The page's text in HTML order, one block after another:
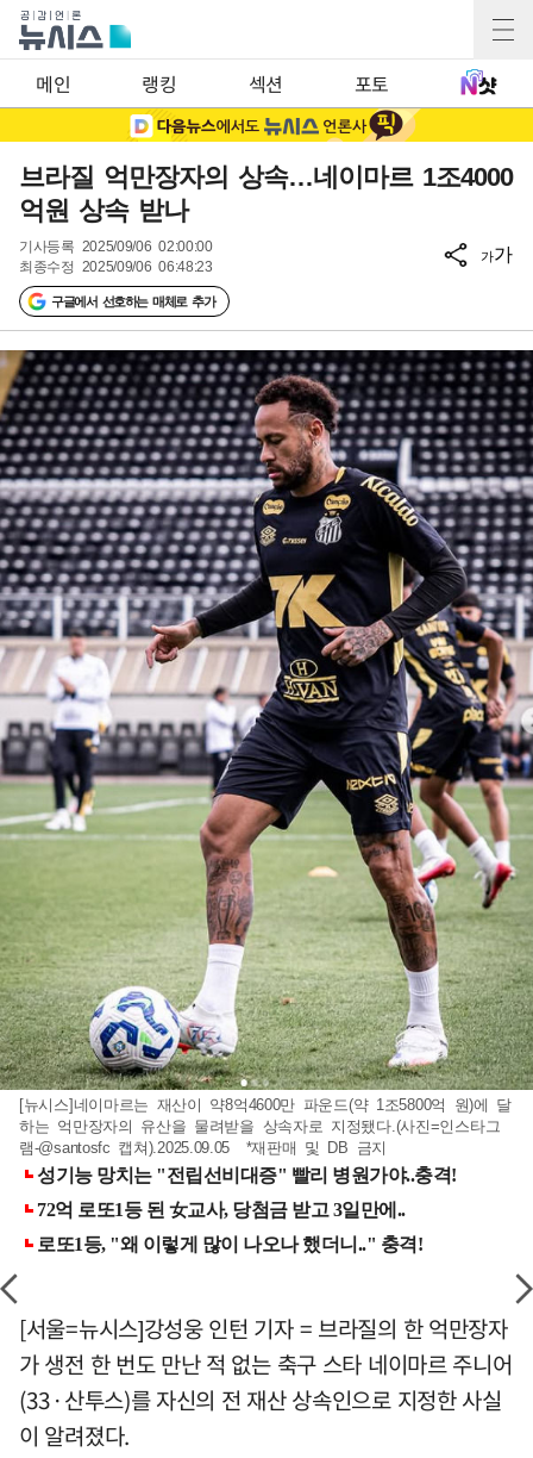
메인 랭킹 섹션 포토
브라질 억만장자의 상속…네이마르 1조4000
억원 상속 받나
기사등록 2025/09/06 02:00:00
최종수정 2025/09/06 06:48:23
구글에서 선호하는 매체로 추가
가가
[뉴시스]네이마르는 재산이 약8억4600만 파운드(약 1조5800억 원)에 달
하는 억만장자의 유산을 물려받을 상속자로 지정됐다.(사진=인스타그
램-@santosfc 캡쳐).2025.09.05 *재판매 및 DB 금지
[서울=뉴시스]강성웅 인턴 기자 = 브라질의 한 억만장자
가 생전 한 번도 만난 적 없는 축구 스타 네이마르 주니어
(33·산투스)를 자신의 전 재산 상속인으로 지정한 사실
이 알려졌다.